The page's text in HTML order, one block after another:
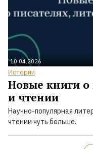
10.04.2026
Истории
Новые книги о
и чтении
Научно-популярная
чтении чуть больше.